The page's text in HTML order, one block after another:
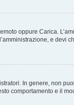
oppure Carica.
e devi
In genere, non
comportamento e il